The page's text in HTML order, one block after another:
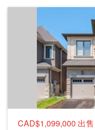
CAD$1,099,000 出售